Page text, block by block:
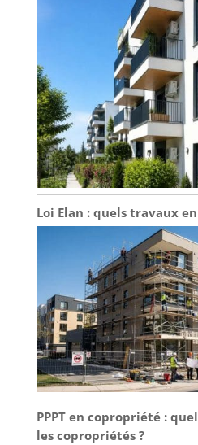
Loi Elan : quels travaux
PPPT en copropriété :
les copropriétés ?